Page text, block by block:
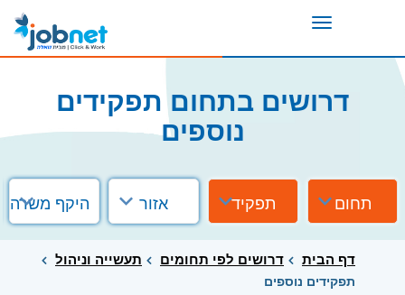
Toggle
דרושים בתחום תפקידים
נוספים
תחום תפקיד אזור היקף משרה
דף הבית דרושים לפי תחומים תעשייה וניהול
תפקידים נוספים